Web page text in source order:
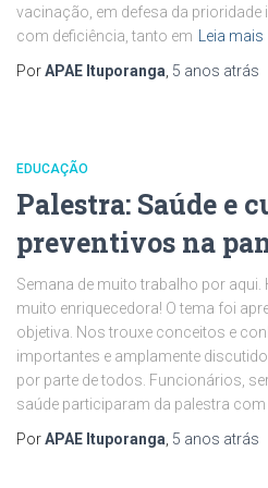
vacinação, em defesa da
com deficiência, tanto em
Leia mais
PorAPAE Ituporanga 5 anos atrás
EDUCAÇÃO
Palestra: Saúde e
preventivos na
Semana de muito trabalho por
muito enriquecedora! O tema foi
objetiva. Nos trouxe conceitos e
importantes e amplamente
por parte de todos. Funcionários,
saúde participaram da palestra com
PorAPAE Ituporanga 5 anos atrás